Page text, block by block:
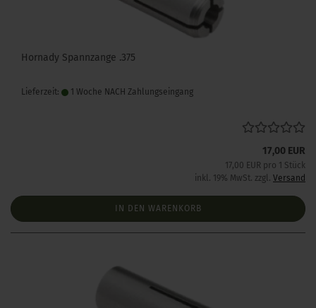
Hornady Spannzange .375
Lieferzeit: 1 Woche NACH Zahlungseingang
17,00 EUR
17,00 EUR pro 1 Stück
inkl. 19% MwSt. zzgl. Versand
IN DEN WARENKORB